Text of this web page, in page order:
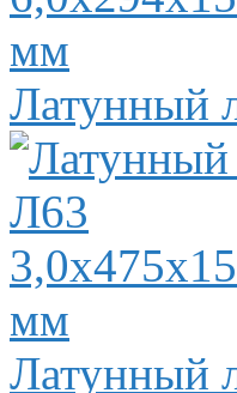
Латунный
Латунный